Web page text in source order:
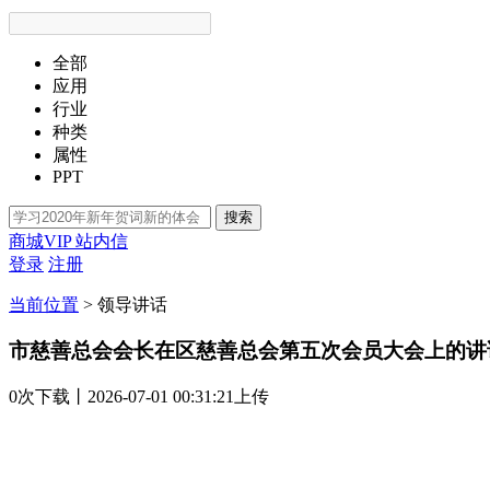
全部
应用
行业
种类
属性
PPT
搜索
商城VIP站内信
登录 注册
当前位置 > 领导讲话
市慈善总会会长在区慈善总会第五次会员大会上的
0次下载 丨2026-07-01 00:31:21上传